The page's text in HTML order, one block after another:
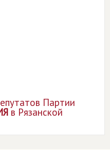
Партии
в Рязанской